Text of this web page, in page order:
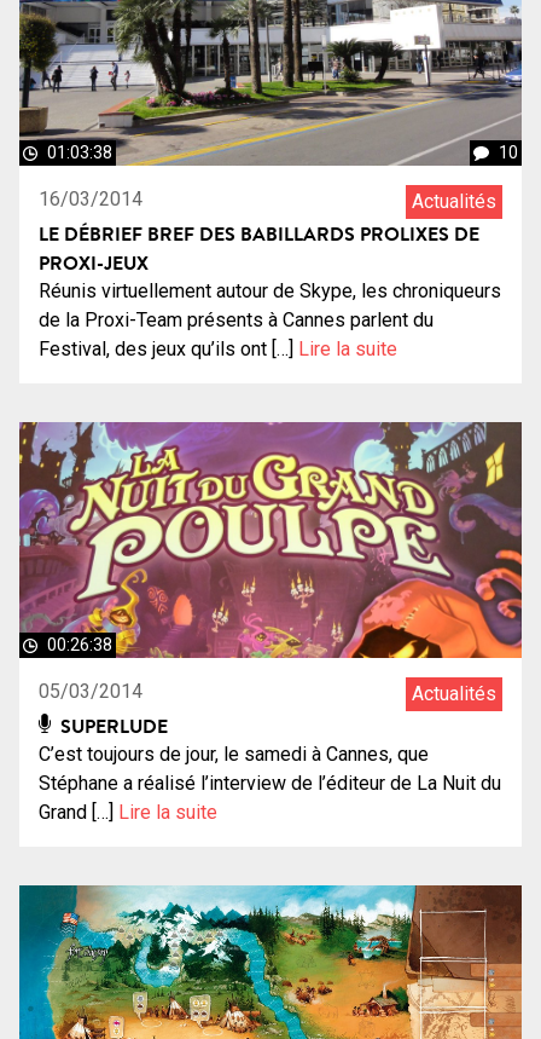
01:03:38 10
16/03/2014 Actualités
LE DÉBRIEF BREF DES BABILLARDS PROLIXES DE
PROXI-JEUX
Réunis virtuellement autour de Skype, les chroniqueurs
de la Proxi-Team présents à Cannes parlent du
Festival, des jeux qu’ils ont […] Lire la suite
00:26:38
05/03/2014 Actualités
SUPERLUDE
C’est toujours de jour, le samedi à Cannes, que
Stéphane a réalisé l’interview de l’éditeur de La Nuit du
Grand […] Lire la suite